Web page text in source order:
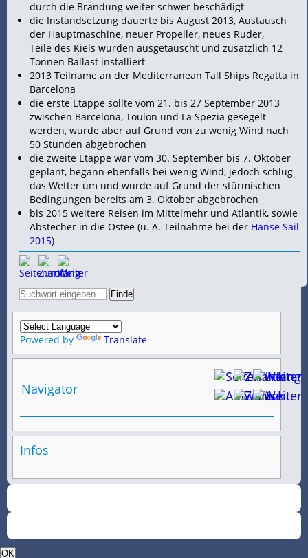
durch die Brandung weiter schwer beschädigt
die Instandsetzung dauerte bis August 2013, Austausch
der Hauptmaschine, neuer Propeller, neues Ruder,
Teile des Kiels wurden ausgetauscht und zusätzlich 12
Tonnen Ballast installiert
2013 Teilname an der Mediterranean Tall Ships Regatta in
Barcelona
die erste Etappe sollte vom 21. bis 27 September 2013
zwischen Barcelona, Toulon und La Spezia gesegelt
werden, wurde aber auf Grund von zu wenig Wind nach
50 Stunden abgebrochen
die zweite Etappe war vom 30. September bis 7. Oktober
geplant, begann ebenfalls bei wenig Wind, jedoch schlug
das Wetter um und wurde auf Grund der stürmischen
Bedingungen bereits am 3. Oktober abgebrochen
bis 2015 weitere Reisen im Mittelmehr und Atlantik, sowie
Abstecher in die Ostee (u. A. Teilnahme bei der Hanse Sail
2015)
Powered by Translate
Navigator
Infos
OK